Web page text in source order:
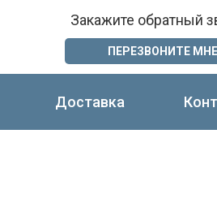
Закажите обратный
ПЕРЕЗВОНИТЕ МНЕ
Доставка